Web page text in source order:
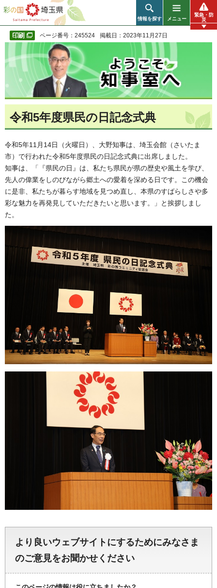
彩の国 埼玉県
情報を探す メニュー
緊急・防
災
ページ番号：245524 掲載日：2023年11月27日
令和5年度県民の日記念式典
令和5年11月14日（火曜日）、大野知事は、埼玉会館（さいたま
市）で行われた令和5年度県民の日記念式典に出席しました。
知事は、「『県民の日』は、私たち県民が県の歴史や風土を学び、
先人の偉業をしのびながら郷土への愛着を深める日です。この機会
に是非、私たちが暮らす地域を見つめ直し、本県のすばらしさや多
彩な魅力を再発見していただきたいと思います。」と挨拶しまし
た。
より良いウェブサイトにするためにみなさま
のご意見をお聞かせください